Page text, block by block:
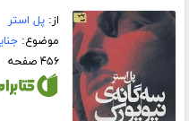
از:پل استر
موضوع:
۴۵۶ صفحه